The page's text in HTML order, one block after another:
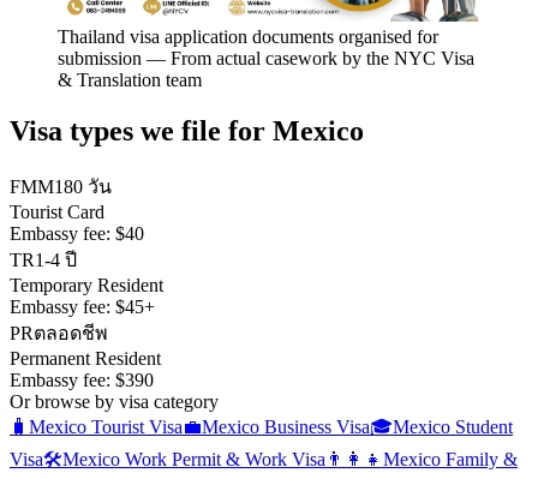
Thailand visa application documents organised for
submission — From actual casework by the NYC Visa
& Translation team
Visa types we file for Mexico
FMM180 วัน
Tourist Card
Embassy fee: $40
TR1-4 ปี
Temporary Resident
Embassy fee: $45+
PRตลอดชีพ
Permanent Resident
Embassy fee: $390
Or browse by visa category
🧳 Mexico Tourist Visa💼Mexico Business Visa🎓Mexico Student
Visa🛠️Mexico Work Permit & Work Visa 👨‍👩‍👧 Mexico Family &